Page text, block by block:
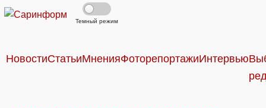
Темный режим
НовостиСтатьиМненияФоторепортажиИнтервью